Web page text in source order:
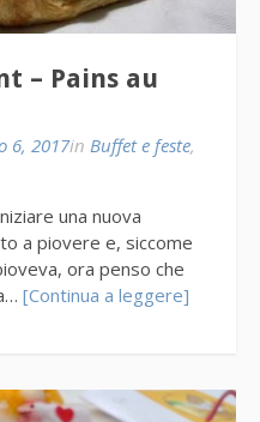
– Pains au
6, 2017in Buffet e feste,
una nuova
a piovere e, siccome
ora penso che
[Continua a leggere]